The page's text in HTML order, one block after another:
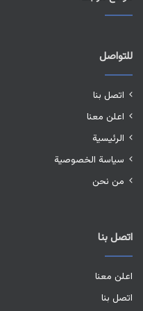
للتواصل
اتصل بنا
اعلن معنا
الرئيسية
سياسة الخصوصية
من نحن
اتصل بنا
اعلن معنا
اتصل بنا